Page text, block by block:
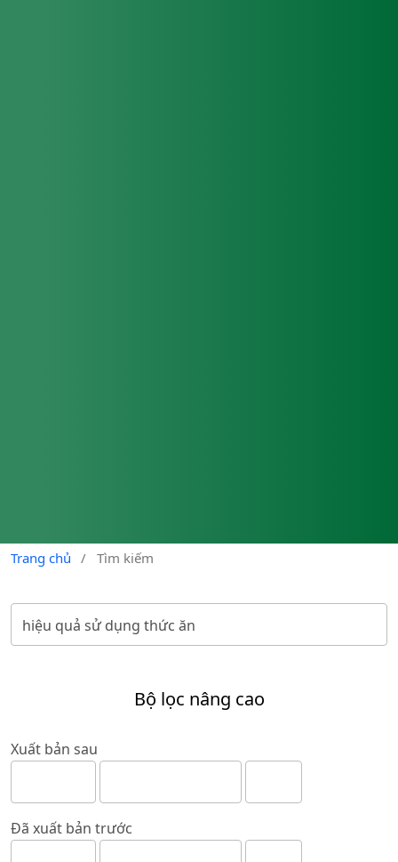
Trang chủ / Tìm kiếm
Bộ lọc nâng cao
Xuất bản sau
Đã xuất bản trước